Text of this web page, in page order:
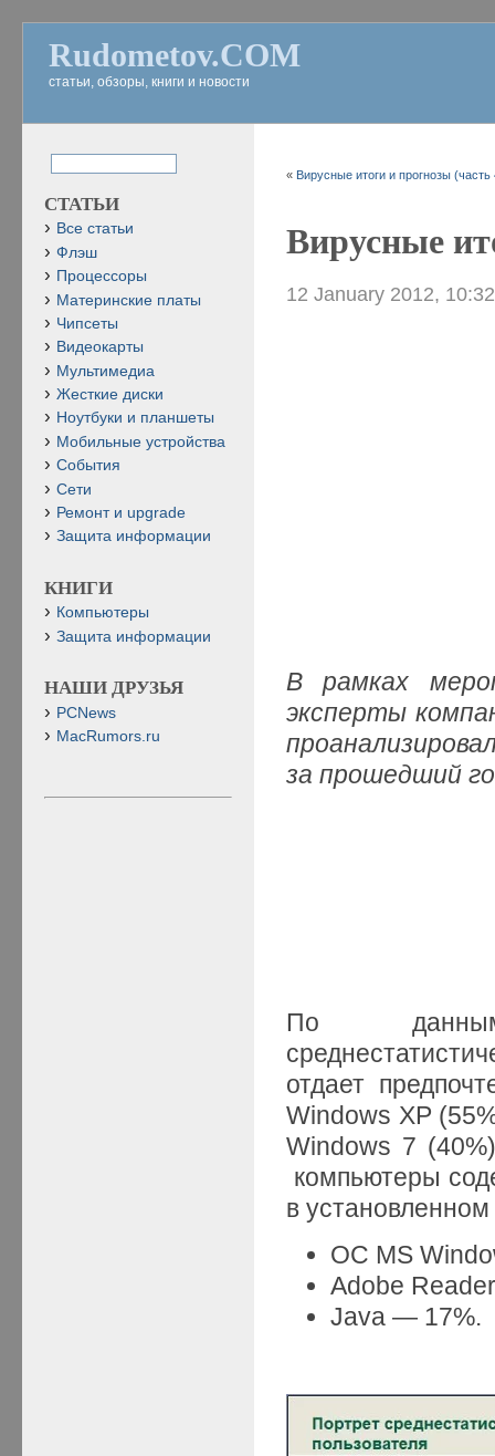
Rudometov.COM
статьи, обзоры, книги и новости
« Вирусные итоги и прогнозы (часть
Вирусные
12 January 2012,
В рамках
эксперты
за прошедший
По данным
отдает
Windows XP
Windows 7
компьютеры
в
OC MS
Adobe
Java — 17%.
СТАТЬИ
Все статьи
Флэш
Процессоры
Материнские платы
Чипсеты
Видеокарты
Мультимедиа
Жесткие диски
Ноутбуки и планшеты
Мобильные устройства
События
Сети
Ремонт и upgrade
Защита информации
КНИГИ
Компьютеры
Защита информации
НАШИ ДРУЗЬЯ
PCNews
MacRumors.ru